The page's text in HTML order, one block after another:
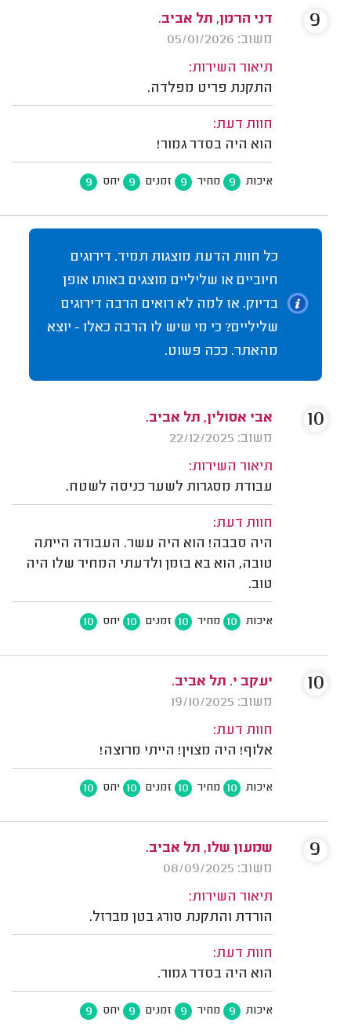
דני הרמן, תל אביב.
משוב: 05/01/2026
תיאור השירות:
התקנת פריט מפלדה.
חוות דעת:
הוא היה בסדר גמור!
איכות 9 מחיר 9 זמנים 9 יחס 9
9
כל חוות הדעת מוצגות תמיד. דירוגים
חיוביים או שליליים מוצגים באותו אופן
בדיוק. אז למה לא רואים הרבה דירוגים
שליליים? כי מי שיש לו הרבה כאלו - יוצא
מהאתר. ככה פשוט.
אבי אסולין, תל אביב.
משוב: 22/12/2025
תיאור השירות:
עבודת מסגרות לשער כניסה לשטח.
חוות דעת:
היה סבבה! הוא היה עשר. העבודה הייתה
טובה, הוא בא בזמן ולדעתי המחיר שלו היה
טוב.
איכות 10 מחיר 10 זמנים 10 יחס 10
10
יעקב י. תל אביב.
משוב: 19/10/2025
חוות דעת:
אלוף! היה מצוין! הייתי מרוצה!
איכות 10 מחיר 10 זמנים 10 יחס 10
10
שמעון שלו, תל אביב.
משוב: 08/09/2025
תיאור השירות:
הורדת והתקנת סורג בטן מברזל.
חוות דעת:
הוא היה בסדר גמור.
איכות 9 מחיר 9 זמנים 9 יחס 9
9